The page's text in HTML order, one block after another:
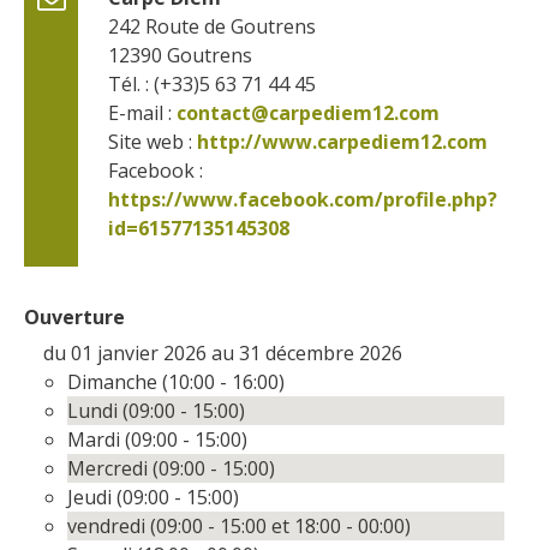
242 Route de Goutrens
12390 Goutrens
Tél. : (+33)5 63 71 44 45
E-mail : contact@carpediem12.com
Site web : http://www.carpediem12.com
https://www.facebook.com/profile.php?
id=61577135145308
Ouverture
du 01 janvier 2026 au 31 décembre 2026
Dimanche (10:00 - 16:00)
Lundi (09:00 - 15:00)
Mardi (09:00 - 15:00)
Mercredi (09:00 - 15:00)
Jeudi (09:00 - 15:00)
vendredi (09:00 - 15:00 et 18:00 - 00:00)